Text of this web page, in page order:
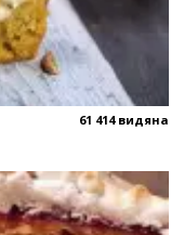
61 414 видяна